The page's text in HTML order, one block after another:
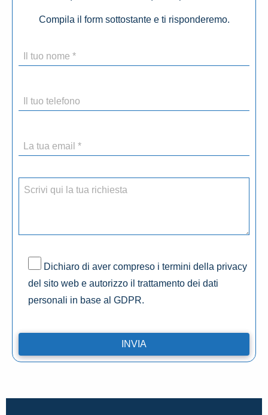
Compila il form sottostante e ti risponderemo.
Dichiaro di aver compreso i termini della privacy
del sito web e autorizzo il trattamento dei dati
personali in base al GDPR.